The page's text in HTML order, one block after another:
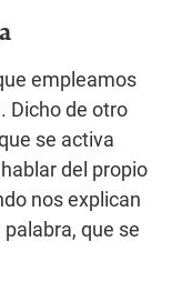
empleamos
Dicho de otro
se activa
del propio
nos explican
que se